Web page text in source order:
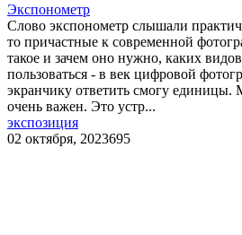
​Экспонометр
Слово экспонометр слышали
то причастные к современной
такое и зачем оно нужно, каких
пользоваться - в век цифровой
экранчику ответить смогу единицы.
очень важен. Это устр...
экспозиция
02 октября, 2023695